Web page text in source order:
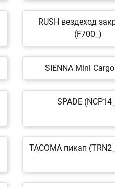
RUSH вездеход
(F700_)
SIENNA Mini
SPADE
TACOMA пикап